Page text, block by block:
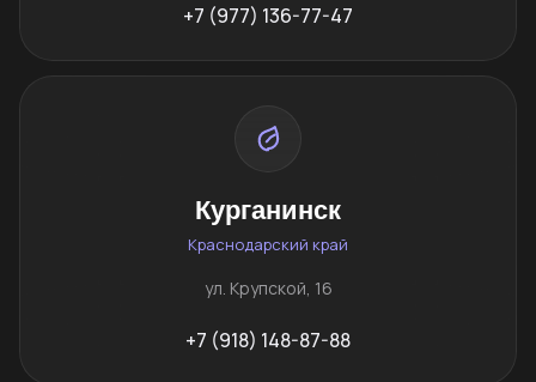
+7 (977) 136-77-47
Курганинск
Краснодарский край
ул. Крупской, 16
+7 (918) 148-87-88